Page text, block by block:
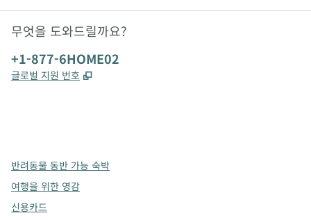
무엇을 도와드릴까요?
전화:
+1-877-6HOME02
글로벌 지원 번호 ,
반려동물 동반 가능 숙박
여행을 위한 영감
신용카드